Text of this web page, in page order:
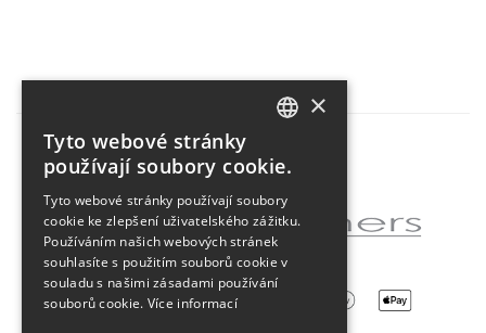
Partner projektu
×
Tyto webové stránky
používají soubory cookie.
Tyto webové stránky používají soubory
cookie ke zlepšení uživatelského zážitku.
Používáním našich webových stránek
souhlasíte s použitím souborů cookie v
souladu s našimi zásadami používání
souborů cookie. Více informací